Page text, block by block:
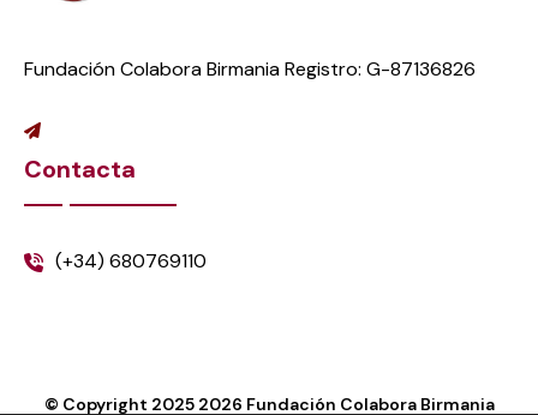
Fundación Colabora Birmania Registro: G-87136826
Contacta
(+34) 680769110
© Copyright 2025 2026 Fundación Colabora Birmania